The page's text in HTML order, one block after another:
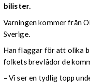
bilister.
Varningen kommer från
Sverige.
Han flaggar för att olika
folkets brevlådor de
– Vi ser en tydlig topp